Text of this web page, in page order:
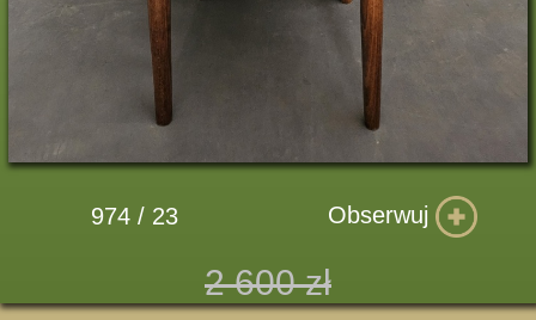
974 / 23 Obserwuj
2 600 zł